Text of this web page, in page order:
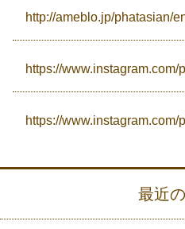
http://ameblo.jp/phatasian/
https://www.instagram.com/
https://www.instagram.com/
最近